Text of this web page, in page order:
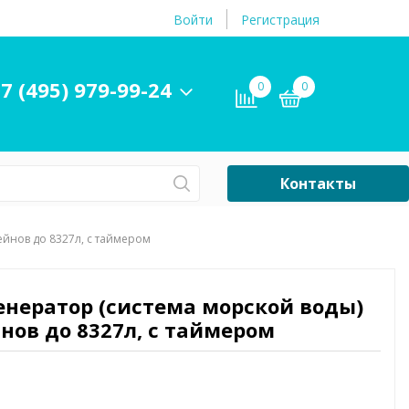
Войти Регистрация
(495) 979-99-24 0 0
принадлежности
Контакты
до 8327л, с таймером
(система морской воды)
до 8327л, с таймером